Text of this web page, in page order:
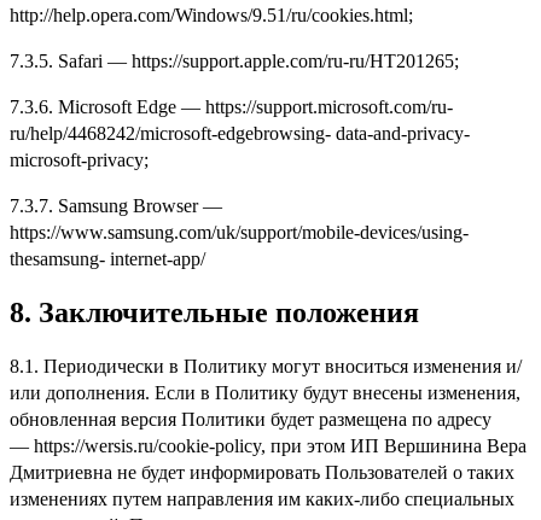
http://help.opera.com/Windows/9.51/ru/cookies.html;
7.3.5. Safari — https://support.apple.com/ru-ru/HT201265;
7.3.6. Microsoft Edge — https://support.microsoft.com/ru-
ru/help/4468242/microsoft-edgebrowsing- data-and-privacy-
microsoft-privacy;
7.3.7. Samsung Browser —
https://www.samsung.com/uk/support/mobile-devices/using-
thesamsung- internet-app/
8. Заключительные положения
8.1. Периодически в Политику могут вноситься изменения и/
или дополнения. Если в Политику будут внесены изменения,
обновленная версия Политики будет размещена по адресу
— https://wersis.ru/cookie-policy, при этом ИП Вершинина Вера
Дмитриевна не будет информировать Пользователей о таких
изменениях путем направления им каких-либо специальных